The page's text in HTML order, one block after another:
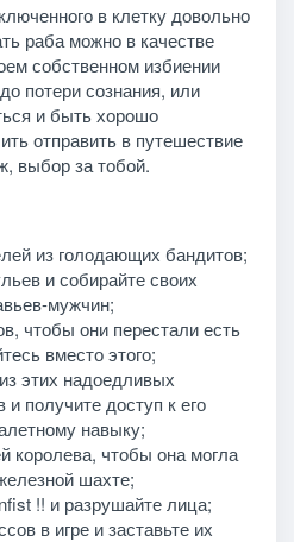
в клетку довольно
раба можно в качестве
собственном избиении
потери сознания, или
и быть хорошо
отправить в путешествие
выбор за тобой.
из голодающих бандитов;
и собирайте своих
мужчин;
чтобы они перестали есть
вместо этого;
этих надоедливых
и получите доступ к его
навыку;
королева, чтобы она могла
шахте;
!! и разрушайте лица;
в игре и заставьте их